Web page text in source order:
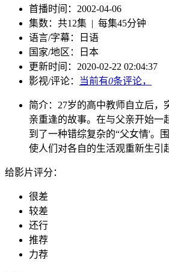
首播时间： 2002-04-06
集数： 共12集 | 每集45分钟
语言/字幕：
日语
国家/地区：
日本
更新时间： 2020-02-22 02:04:37
影视/评论：
当前有0条评论，
简介： 27岁的高中教师自立后，
亲重逢的故事。在与父亲开始一
到了一种错综复杂的“父女情'。
使人们对各自的生活观重新生引
给影片评分：
很差
较差
还行
推荐
力荐